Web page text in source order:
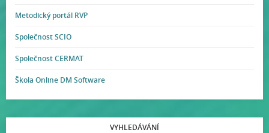
Metodický portál RVP
Společnost SCIO
Společnost CERMAT
Škola Online DM Software
VYHLEDÁVÁNÍ